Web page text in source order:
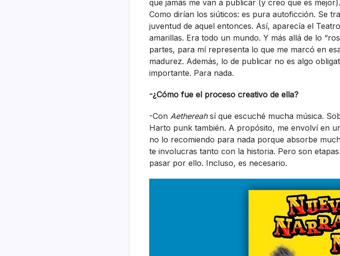
que jamás me van a publicar (y creo que es
Como dirían los siúticos: es pura autoficción. Se
juventud de aquel entonces. Así, aparecía el
amarillas. Era todo un mundo. Y más allá de lo
partes, para mí representa lo que me marcó en
madurez. Además, lo de publicar no es algo
importante. Para nada.
-¿Cómo fue el proceso creativo de ella?
-Con Aethereahsí que escuché mucha música.
Harto punk también. A propósito, me envolví en
no lo recomiendo para nada porque absorbe
te involucras tanto con la historia. Pero son
pasar por ello. Incluso, es necesario.